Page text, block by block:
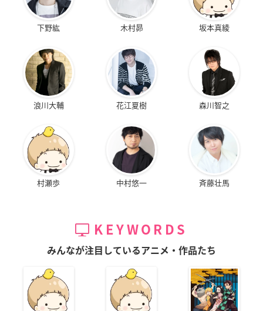
下野紘 木村昴 坂本真綾
浪川大輔 花江夏樹 森川智之
村瀬歩 中村悠一 斉藤壮馬
KEYWORDS
みんなが注目しているアニメ・作品たち